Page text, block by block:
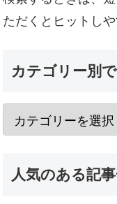
ただくとヒットしや
カテゴリー別
人気のある記